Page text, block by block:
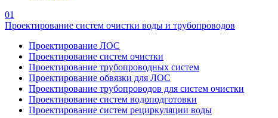
01
Проектирование систем очистки воды и трубопроводов
Проектирование ЛОС
Проектирование систем очистки
Проектирование трубопроводных систем
Проектирование обвязки для ЛОС
Проектирование трубопроводов для систем очистки
Проектирование систем водоподготовки
Проектирование систем рециркуляции воды